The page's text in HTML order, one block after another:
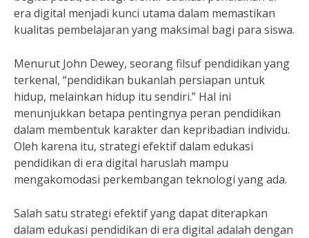
era digital menjadi kunci utama dalam memastikan
kualitas pembelajaran yang maksimal bagi para siswa.
Menurut John Dewey, seorang filsuf pendidikan yang
terkenal, “pendidikan bukanlah persiapan untuk
hidup, melainkan hidup itu sendiri.” Hal ini
menunjukkan betapa pentingnya peran pendidikan
dalam membentuk karakter dan kepribadian individu.
Oleh karena itu, strategi efektif dalam edukasi
pendidikan di era digital haruslah mampu
mengakomodasi perkembangan teknologi yang ada.
Salah satu strategi efektif yang dapat diterapkan
dalam edukasi pendidikan di era digital adalah dengan